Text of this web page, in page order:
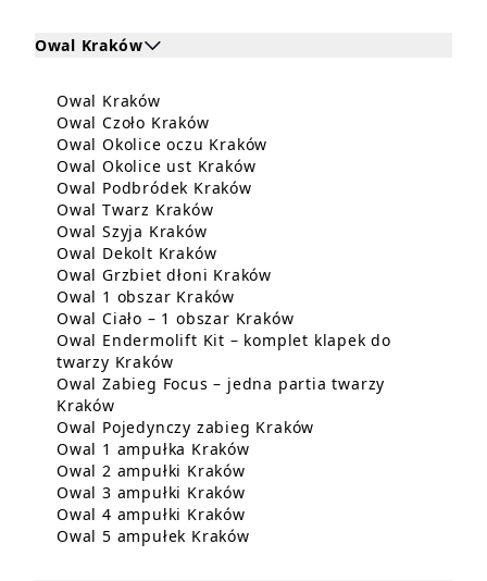
Owal Kraków
Kliknij, aby rozwinąć i zobaczyć zabiegi dla Owal
Zabiegi dla Owal Kraków
Owal KrakówDowiedz się więcej o Owal Kraków
Owal Czoło KrakówDowiedz się więcej o Owal Czoło
Owal Okolice oczu Kraków
Owal Okolice ust KrakówDowiedz się więcej o Owal
Owal Podbródek KrakówDowiedz się więcej o Owal
Owal Twarz KrakówDowiedz się więcej o Owal Twarz
Owal Szyja KrakówDowiedz się więcej o Owal Szyja
Owal Dekolt KrakówDowiedz się więcej o Owal
Owal Grzbiet dłoni Kraków
Owal 1 obszar Kraków
Owal Ciało – 1 obszar KrakówDowiedz się więcej o
Owal Endermolift Kit – komplet klapek do
twarzy KrakówDowiedz się więcej o Owal
Owal Zabieg Focus – jedna partia twarzy
KrakówDowiedz się więcej o Owal Zabieg Focus –
Owal Pojedynczy zabieg Kraków
Owal 1 ampułka KrakówDowiedz się więcej o Owal 1
Owal 2 ampułki KrakówDowiedz się więcej o Owal 2
Owal 3 ampułki KrakówDowiedz się więcej o Owal 3
Owal 4 ampułki KrakówDowiedz się więcej o Owal 4
Owal 5 ampułek KrakówDowiedz się więcej o Owal 5